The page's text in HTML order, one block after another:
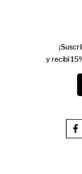
y recibí
